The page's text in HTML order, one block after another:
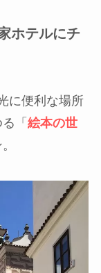
ホテルにチ
に便利な場所
「 絵本の世